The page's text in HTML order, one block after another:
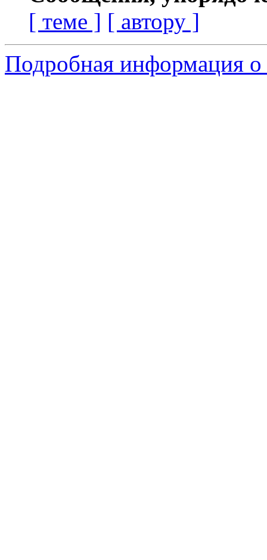
[ теме ] [ автору ]
Подробная информация